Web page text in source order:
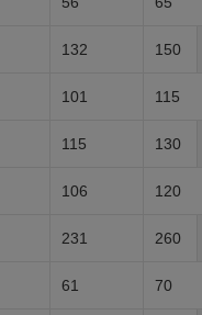
132 150
101 115
115 130
106 120
231 260
61 70